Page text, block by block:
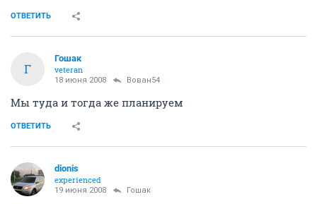
ОТВЕТИТЬ
Г
Гошак
veteran
18 июня 2008 Вован54
Мы туда и тогда же планируем
ОТВЕТИТЬ
dionis
experienced
19 июня 2008 Гошак